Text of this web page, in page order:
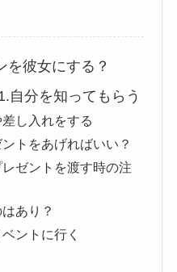
を彼女にする？
自分を知ってもらう
し入れをする
トをあげればいい？
ゼントを渡す時の注
あり？
ントに行く